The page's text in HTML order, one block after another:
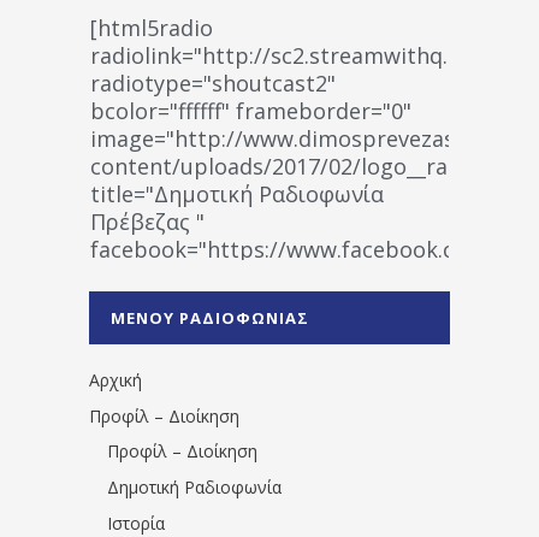
[html5radio
radiolink="http://
radiotype="shoutcast2"
bcolor="ffffff" frameborder="0"
image="http://www.dimosprevezas.gr/wp-
content/uploads/2017/02/
title="Δημοτική Ραδιοφωνία
Πρέβεζας "
facebook="https://www.facebook.com/
1531194763766854/" artist="" ]
ΜΕΝΟΥ ΡΑΔΙΟΦΩΝΙΑΣ
Αρχική
Προφίλ – Διοίκηση
Προφίλ – Διοίκηση
Δημοτική Ραδιοφωνία
Ιστορία